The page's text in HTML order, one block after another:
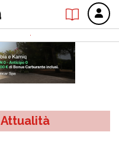
Attualità